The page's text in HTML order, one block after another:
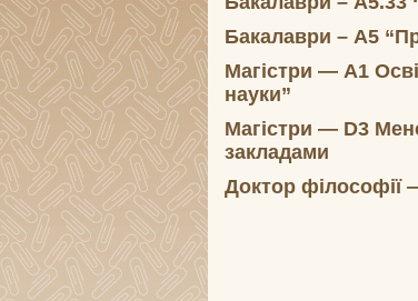
Бакалаври – А5
Магістри — A1
науки”
Магістри — D3
закладами
Доктор філософії